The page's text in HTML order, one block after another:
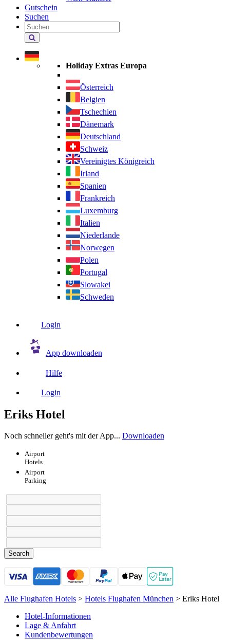
Gutschein
Suchen
Holiday
Extras
durchsuchen
Holiday Extras Europa
Österreich
Belgien
Tschechien
Dänemark
Deutschland
Schweiz
Vereinigtes Königreich
Irland
Spanien
Frankreich
Luxemburg
Italien
Niederlande
Norwegen
Polen
Portugal
Slowakei
Schweden
Login
App downloaden
Hilfe
Login
Eriks Hotel
Noch schneller geht's mit der App... Downloaden
Airport
Hotels
Airport
Parking
Search
Alle Flughafen Hotels > Hotels Flughafen München > Eriks Hotel
Hotel-Informationen
Lage & Anfahrt
Kundenbewertungen